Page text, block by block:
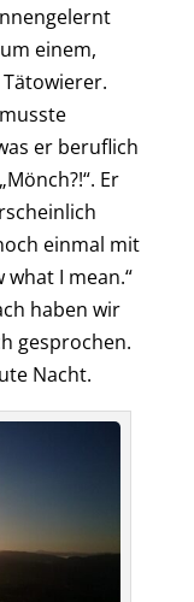
einem,
er beruflich
Er
einmal mit
what I mean.“
haben wir
gesprochen.
Nacht.